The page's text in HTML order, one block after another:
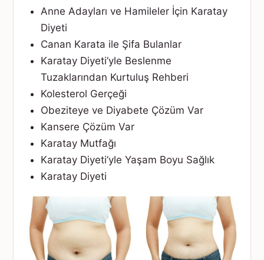
Anne Adayları ve Hamileler İçin Karatay
Diyeti
Canan Karata ile Şifa Bulanlar
Karatay Diyeti’yle Beslenme
Tuzaklarından Kurtuluş Rehberi
Kolesterol Gerçeği
Obeziteye ve Diyabete Çözüm Var
Kansere Çözüm Var
Karatay Mutfağı
Karatay Diyeti’yle Yaşam Boyu Sağlık
Karatay Diyeti